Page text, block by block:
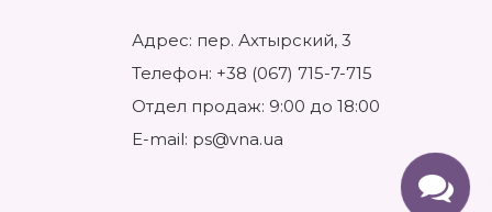
Адрес: пер. Ахтырский, 3
Телефон: +38 (067) 715-7-715
Отдел продаж: 9:00 до 18:00
E-mail: ps@vna.ua